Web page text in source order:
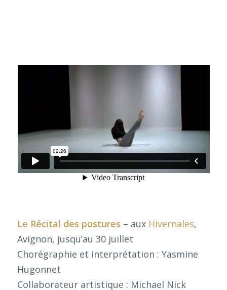
Le Récital des postures – aux Hivernales,
Avignon, jusqu’au 30 juillet
Chorégraphie et interprétation : Yasmine
Hugonnet
Collaborateur artistique : Michael Nick